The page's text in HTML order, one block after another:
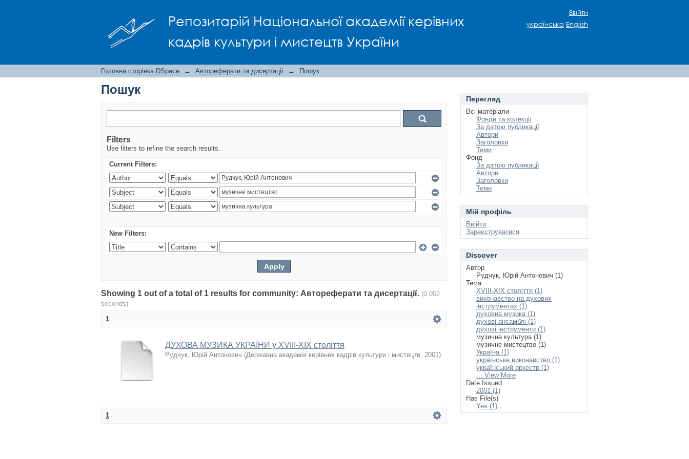
Репозитарій Національної академії керівних
кадрів культури і мистецтв України
Ввійти
українська English
Головна сторінка DSpace → Автореферати та дисертації → Пошук
Пошук
Filters
Use filters to refine the search results.
Current Filters:
New Filters:
Showing 1 out of a total of 1 results for community: Автореферати та дисертації. (0.002
seconds)
1
ДУХОВА МУЗИКА УКРАЇНИ у XVIII-XIX століття
Рудчук, Юрій Антонович (Державна академія керівних кадрів культури і мистецтв, 2001)
1
Перегляд
Всі матеріали
Фонди та колекції
За датою публикації
Автори
Заголовки
Теми
Фонд
За датою публикації
Автори
Заголовки
Теми
Мій профіль
Ввійти
Зареєструватися
Discover
Автор
Рудчук, Юрій Антонович (1)
Тема
XVIIІ-XIХ століття (1)
виконавство на духових
інструментах (1)
духовна музика (1)
духові ансамблі (1)
духові інструменти (1)
музична культура (1)
музичне мистецтво (1)
Україна (1)
українське виконавство (1)
український оркестр (1)
... View More
Date Issued
2001 (1)
Has File(s)
Yes (1)